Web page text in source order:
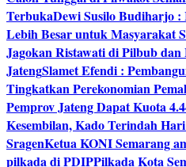
TerbukaDewi Susilo Budiharjo :
Lebih Besar untuk Masyarakat
Jagokan Ristawati di Pilbub
JatengSlamet Efendi :
Tingkatkan Perekonomian
Pemprov Jateng Dapat Kuota
Kesembilan, Kado Terindah
SragenKetua KONI Semarang
pilkada di PDIPPilkada Kota